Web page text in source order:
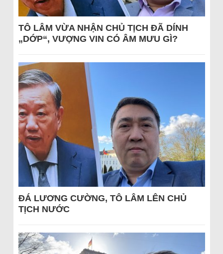
TÔ LÂM VỪA NHẬN CHỦ TỊCH ĐÃ DÍNH
„DỚP“, VƯỢNG VIN CÓ ÂM MƯU GÌ?
ĐÁ LƯƠNG CƯỜNG, TÔ LÂM LÊN CHỦ
TỊCH NƯỚC